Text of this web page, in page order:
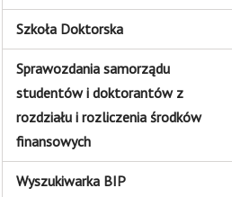
Szkoła Doktorska
Sprawozdania samorządu
studentów i doktorantów z
rozdziału i rozliczenia środków
finansowych
Wyszukiwarka BIP